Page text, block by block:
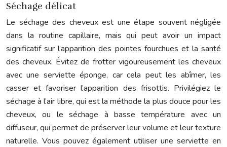
Séchage délicat
Le séchage des cheveux est une étape souvent négligée
dans la routine capillaire, mais qui peut avoir un impact
significatif sur l’apparition des pointes fourchues et la santé
des cheveux. Évitez de frotter vigoureusement les cheveux
avec une serviette éponge, car cela peut les abîmer, les
casser et favoriser l’apparition des frisottis. Privilégiez le
séchage à l’air libre, qui est la méthode la plus douce pour les
cheveux, ou le séchage à basse température avec un
diffuseur, qui permet de préserver leur volume et leur texture
naturelle. Vous pouvez également utiliser une serviette en